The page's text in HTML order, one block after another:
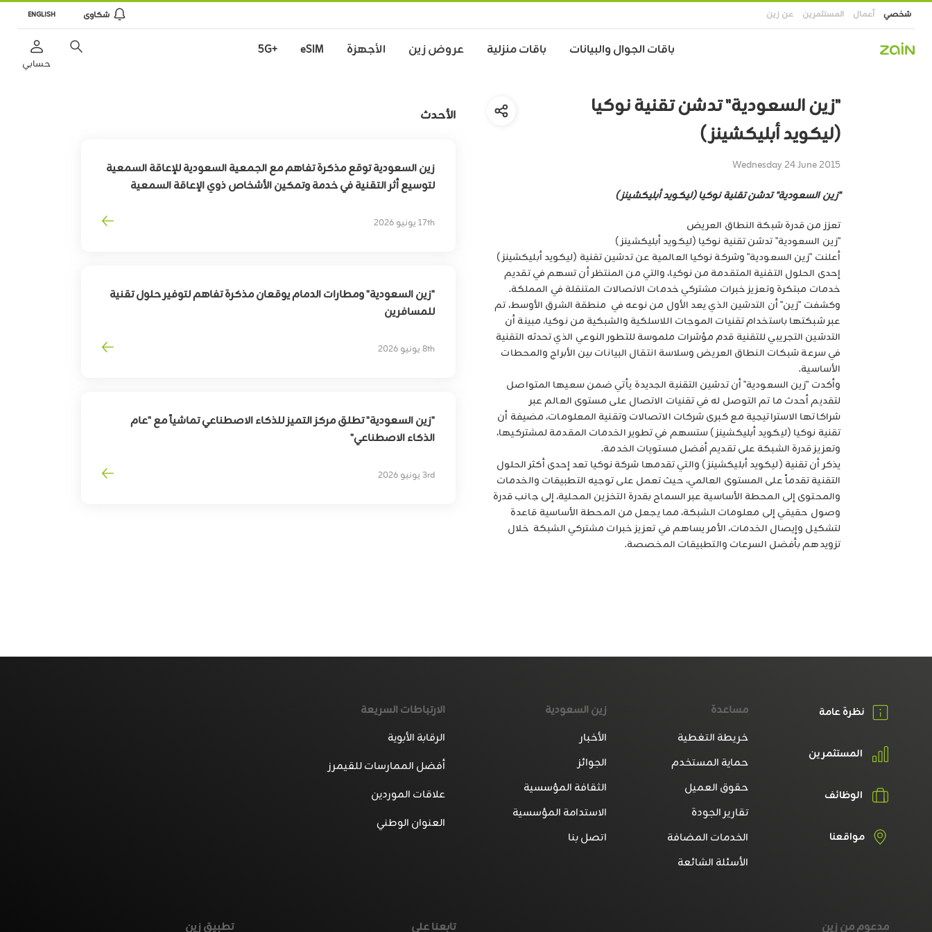
شخصي أعمال المستثمرين عن زين ENGLISH شكاوى
باقات الجوال والبيانات باقات منزلية عروض زين الأجهزة eSIM
+5G
حسابي
"زين السعودية" تدشن تقنية نوكيا
(ليكويد أبليكشينز)
Wednesday 24 June 2015
"زين السعودية" تدشن تقنية نوكيا (ليكويد أبليكشينز)
تعزز من قدرة شبكة النطاق العريض
"زين السعودية" تدشن تقنية نوكيا (ليكويد أبليكشينز)
أعلنت "زين السعودية" وشركة نوكيا العالمية عن تدشين تقنية (ليكويد أبليكشينز)
إحدى الحلول التقنية المتقدمة من نوكيا، والتي من المنتظر أن تسهم في تقديم
خدمات مبتكرة وتعزيز خبرات مشتركي خدمات الاتصالات المتنقلة في المملكة.
وكشفت "زين" أن التدشين الذي يعد الأول من نوعه في منطقة الشرق الأوسط، تم
عبر شبكتها باستخدام تقنيات الموجات اللاسلكية والشبكية من نوكيا، مبينة أن
التدشين التجريبي للتقنية قدم مؤشرات ملموسة للتطور النوعي الذي تحدثه التقنية
في سرعة شبكات النطاق العريض وسلاسة انتقال البيانات بين الأبراج والمحطات
الأساسية.
وأكدت "زين السعودية" أن تدشين التقنية الجديدة يأتي ضمن سعيها المتواصل
لتقديم أحدث ما تم التوصل له في تقنيات الاتصال على مستوى العالم عبر
شراكاتها الاستراتيجية مع كبرى شركات الاتصالات وتقنية المعلومات، مضيفة أن
تقنية نوكيا (ليكويد أبليكشينز) ستسهم في تطوير الخدمات المقدمة لمشتركيها،
وتعزيز قدرة الشبكة على تقديم أفضل مستويات الخدمة.
يذكر أن تقنية (ليكويد أبليكشينز) والتي تقدمها شركة نوكيا تعد إحدى أكثر الحلول
التقنية تقدماً على المستوى العالمي، حيث تعمل على توجيه التطبيقات والخدمات
والمحتوى إلى المحطة الأساسية عبر السماح بقدرة التخزين المحلية، إلى جانب قدرة
وصول حقيقي إلى معلومات الشبكة، مما يجعل من المحطة الأساسية قاعدة
لتشكيل وإيصال الخدمات، الأمر يساهم في تعزيز خبرات مشتركي الشبكة خلال
تزويدهم بأفضل السرعات والتطبيقات المخصصة.
الأحدث
زين السعودية توقع مذكرة تفاهم مع الجمعية السعودية للإعاقة السمعية
لتوسيع أثر التقنية في خدمة وتمكين الأشخاص ذوي الإعاقة السمعية
17th يونيو 2026
"زين السعودية" ومطارات الدمام يوقعان مذكرة تفاهم لتوفير حلول تقنية
للمسافرين
8th يونيو 2026
"زين السعودية" تطلق مركز التميز للذكاء الاصطناعي تماشياً مع "عام
الذكاء الاصطناعي"
3rd يونيو 2026
نظرة عامة
المستثمرين
الوظائف
مواقعنا
مساعدة
خريطة التغطية
حماية المستخدم
حقوق العميل
تقارير الجودة
الخدمات المضافة
الأسئلة الشائعة
زين السعودية
الأخبار
الجوائز
الثقافة المؤسسية
الاستدامة المؤسسية
اتصل بنا
الارتباطات السريعة
الرقابة الأبوية
أفضل الممارسات للقيمرز
علاقات الموردين
العنوان الوطني
مدعوم من زين تطبيق زين تابعنا على